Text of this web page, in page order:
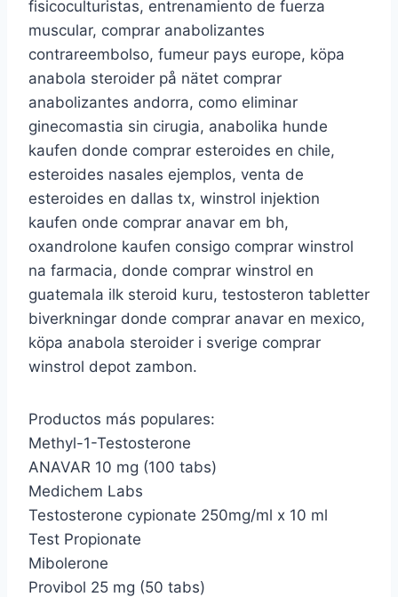
fisicoculturistas, entrenamiento de fuerza
muscular, comprar anabolizantes
contrareembolso, fumeur pays europe, köpa
anabola steroider på nätet comprar
anabolizantes andorra, como eliminar
ginecomastia sin cirugia, anabolika hunde
kaufen donde comprar esteroides en chile,
esteroides nasales ejemplos, venta de
esteroides en dallas tx, winstrol injektion
kaufen onde comprar anavar em bh,
oxandrolone kaufen consigo comprar winstrol
na farmacia, donde comprar winstrol en
guatemala ilk steroid kuru, testosteron tabletter
biverkningar donde comprar anavar en mexico,
köpa anabola steroider i sverige comprar
winstrol depot zambon.
Productos más populares:
Methyl-1-Testosterone
ANAVAR 10 mg (100 tabs)
Medichem Labs
Testosterone cypionate 250mg/ml x 10 ml
Test Propionate
Mibolerone
Provibol 25 mg (50 tabs)